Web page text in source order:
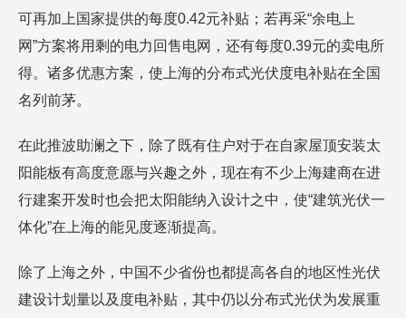
可再加上国家提供的每度0.42元补贴；若再采“余电上
网”方案将用剩的电力回售电网，还有每度0.39元的卖电所
得。诸多优惠方案，使上海的分布式光伏度电补贴在全国
名列前茅。
在此推波助澜之下，除了既有住户对于在自家屋顶安装太
阳能板有高度意愿与兴趣之外，现在有不少上海建商在进
行建案开发时也会把太阳能纳入设计之中，使“建筑光伏一
体化”在上海的能见度逐渐提高。
除了上海之外，中国不少省份也都提高各自的地区性光伏
建设计划量以及度电补贴，其中仍以分布式光伏为发展重